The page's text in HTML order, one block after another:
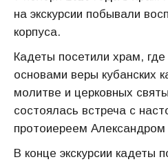
на экскурсии побывали
корпуса.
Кадеты посетили храм,
основами веры кубанских
молитве и церковных
состоялась встреча с
протоиереем
В конце экскурсии кадеты